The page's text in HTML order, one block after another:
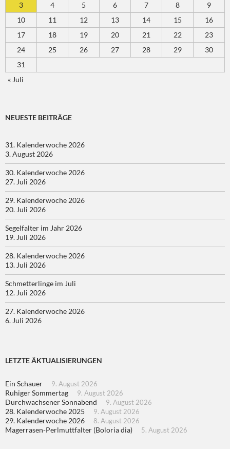
3
4 5 6 7 8
9
10
11 12 13 14 15
16
17
18 19 20 21 22
23
24
25 26 27 28 29
30
31
« Juli
NEUESTE BEITRÄGE
31. Kalenderwoche 2026
3. August 2026
30. Kalenderwoche 2026
27. Juli 2026
29. Kalenderwoche 2026
20. Juli 2026
Segelfalter im Jahr 2026
19. Juli 2026
28. Kalenderwoche 2026
13. Juli 2026
Schmetterlinge im Juli
12. Juli 2026
27. Kalenderwoche 2026
6. Juli 2026
LETZTE ÄKTUALISIERUNGEN
Ein Schauer 9. August 2026
Ruhiger Sommertag 9. August 2026
Durchwachsener Sonnabend 9. August 2026
28. Kalenderwoche 2025 9. August 2026
29. Kalenderwoche 2026 8. August 2026
Magerrasen-Perlmuttfalter (Boloria dia) 5. August 2026